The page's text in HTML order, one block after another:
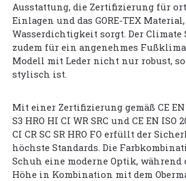
Ausstattung, die Zertifizierung für
Einlagen und das GORE-TEX
Wasserdichtigkeit sorgt. Der Climate
zudem für ein angenehmes
Modell mit Leder nicht nur robust,
stylisch ist.
Mit einer Zertifizierung gemäß CE EN
S3 HRO HI CI WR SRC und CE EN ISO
CI CR SC SR HRO FO erfüllt der
höchste Standards. Die
Schuh eine moderne Optik, während
Höhe in Kombination mit dem